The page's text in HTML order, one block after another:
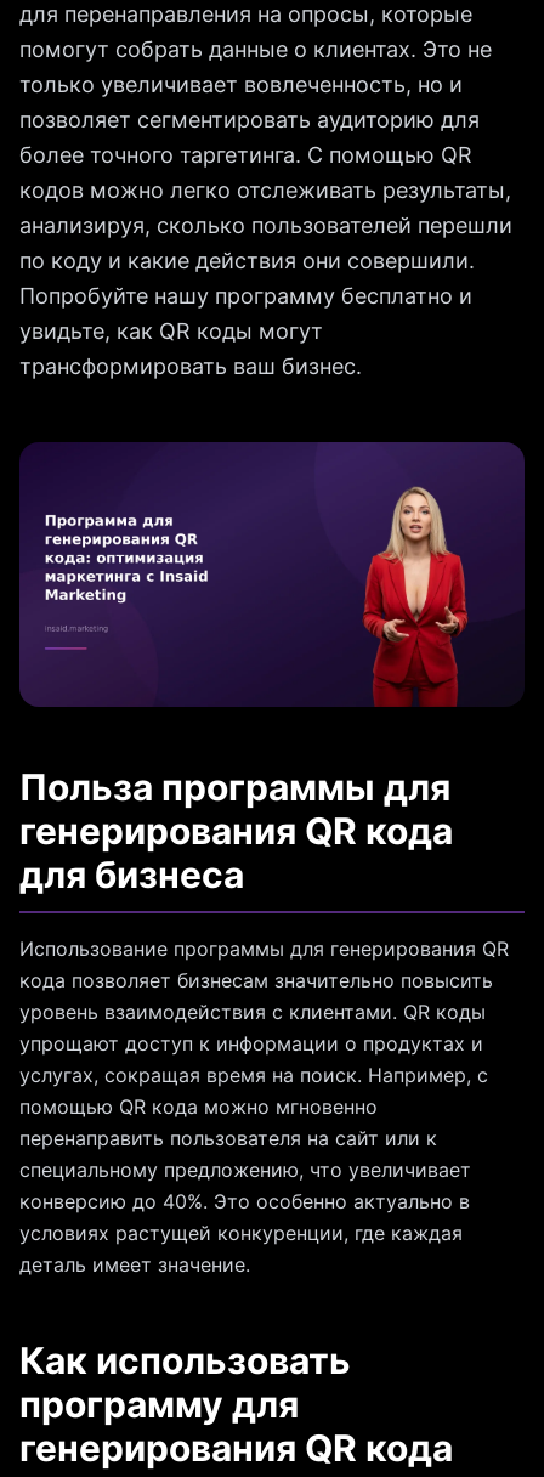
для перенаправления на опросы, которые
помогут собрать данные о клиентах. Это не
только увеличивает вовлеченность, но и
позволяет сегментировать аудиторию для
более точного таргетинга. С помощью QR
кодов можно легко отслеживать результаты,
анализируя, сколько пользователей перешли
по коду и какие действия они совершили.
Попробуйте нашу программу бесплатно и
увидьте, как QR коды могут
трансформировать ваш бизнес.
Польза программы для
генерирования QR кода
для бизнеса
Использование программы для генерирования QR
кода позволяет бизнесам значительно повысить
уровень взаимодействия с клиентами. QR коды
упрощают доступ к информации о продуктах и
услугах, сокращая время на поиск. Например, с
помощью QR кода можно мгновенно
перенаправить пользователя на сайт или к
специальному предложению, что увеличивает
конверсию до 40%. Это особенно актуально в
условиях растущей конкуренции, где каждая
деталь имеет значение.
Как использовать
программу для
генерирования QR кода